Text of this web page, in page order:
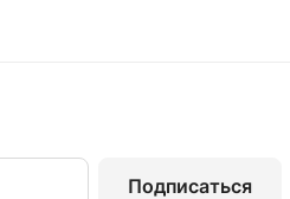
Подписаться